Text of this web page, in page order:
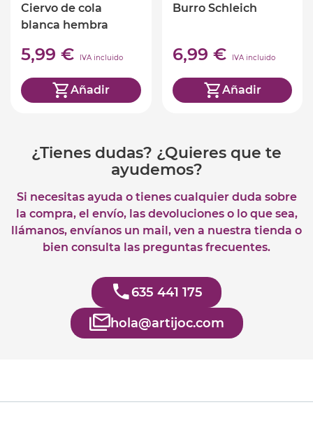
Ciervo de cola
blanca hembra
5,99 € IVA incluido
Añadir
Burro Schleich
6,99 € IVA incluido
Añadir
¿Tienes dudas? ¿Quieres que te
ayudemos?
Si necesitas ayuda o tienes cualquier duda sobre
la compra, el envío, las devoluciones o lo que sea,
llámanos, envíanos un mail, ven a nuestra tienda o
bien consulta las preguntas frecuentes.
635 441 175
hola@artijoc.com